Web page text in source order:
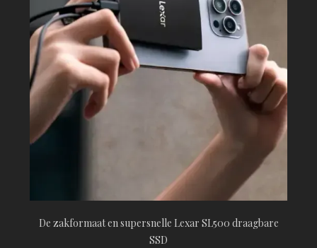
De zakformaat en supersnelle Lexar SL500 draagbare
SSD